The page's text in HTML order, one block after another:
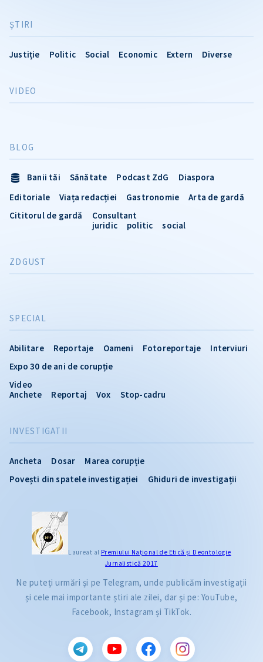
ŞTIRI
Justiție Politic Social Economic Extern Diverse
INVESTIGATII
Ancheta Dosar
Marea corupție
Povești din spatele investigației
Ghiduri de investigații
VIDEO
SPECIAL
Abilitare Reportaje Oameni Fotoreportaje
Interviuri
Expo 30 de ani de corupție
Video
Anchete
Reportaj Vox Stop-cadru
BLOG
Banii tăi Sănătate Podcast ZdG
Diaspora
Editoriale
Viața redacției Gastronomie
Arta de gardă
Cititorul de gardă
Consultant
juridic
politic social
ZDGUST
Laureat al Premiului Naţional de Etică și Deontologie
Jurnalistică 2017
Ne puteți urmări și pe Telegram, unde publicăm investigații
și cele mai importante știri ale zilei, dar și pe: YouTube,
Facebook, Instagram și TikTok.
CITEȘTE